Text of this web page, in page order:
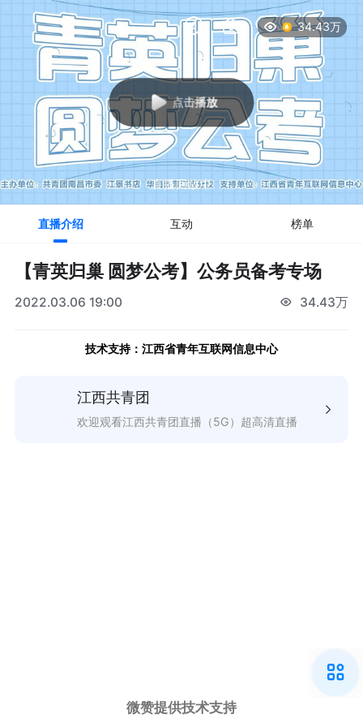
点击播放
34.43万
直播回放中
直播介绍 互动 榜单
【青英归巢 圆梦公考】公务员备考专场
2022.03.06 19:00 34.43万
技术支持：江西省青年互联网信息中心
江西共青团
欢迎观看江西共青团直播（5G）超高清直播
微赞提供技术支持